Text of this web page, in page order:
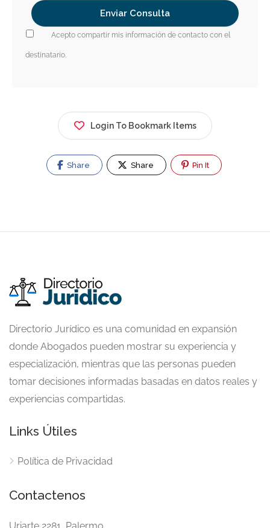
Acepto compartir mis información de contacto con el
destinatario.
Login To Bookmark Items
Share Share Pin It
Directorio Jurídico es una comunidad en expansión
donde Abogados pueden mostrar su experiencia y
especialización, mientras que las personas pueden
tomar decisiones informadas basadas en datos reales y
experiencias compartidas.
Links Útiles
Política de Privacidad
Contactenos